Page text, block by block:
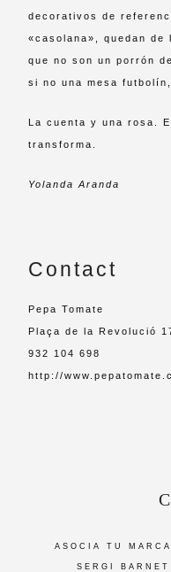
decorativos de
«casolana», quedan
que no son un porrón
si no una mesa
La cuenta y una rosa.
transforma.
Yolanda Aranda
Contact
Pepa Tomate
Plaça de la Revolució
932 104 698
http://
ASOCIA TU
SERGI